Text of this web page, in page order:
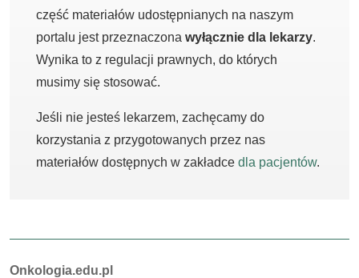
część materiałów udostępnianych na naszym
portalu jest przeznaczona wyłącznie dla lekarzy.
Wynika to z regulacji prawnych, do których
musimy się stosować.
Jeśli nie jesteś lekarzem, zachęcamy do
korzystania z przygotowanych przez nas
materiałów dostępnych w zakładce dla pacjentów.
Autorzy:
Onkologia.edu.pl